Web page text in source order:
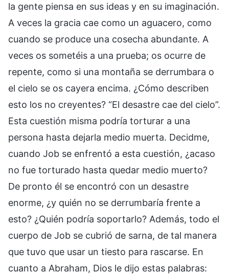
la gente piensa en sus ideas y en su imaginación.
A veces la gracia cae como un aguacero, como
cuando se produce una cosecha abundante. A
veces os sometéis a una prueba; os ocurre de
repente, como si una montaña se derrumbara o
el cielo se os cayera encima. ¿Cómo describen
esto los no creyentes? “El desastre cae del cielo”.
Esta cuestión misma podría torturar a una
persona hasta dejarla medio muerta. Decidme,
cuando Job se enfrentó a esta cuestión, ¿acaso
no fue torturado hasta quedar medio muerto?
De pronto él se encontró con un desastre
enorme, ¿y quién no se derrumbaría frente a
esto? ¿Quién podría soportarlo? Además, todo el
cuerpo de Job se cubrió de sarna, de tal manera
que tuvo que usar un tiesto para rascarse. En
cuanto a Abraham, Dios le dijo estas palabras: